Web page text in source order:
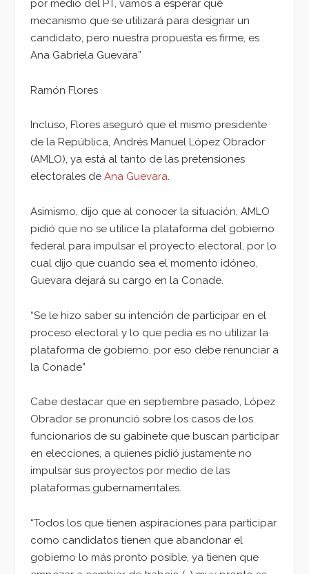
por medio del PT, vamos a esperar qué
mecanismo que se utilizará para designar un
candidato, pero nuestra propuesta es firme, es
Ana Gabriela Guevara”
Ramón Flores
Incluso, Flores aseguró que el mismo presidente
de la República, Andrés Manuel López Obrador
(AMLO), ya está al tanto de las pretensiones
electorales de Ana Guevara.
Asimismo, dijo que al conocer la situación, AMLO
pidió que no se utilice la plataforma del gobierno
federal para impulsar el proyecto electoral, por lo
cual dijo que cuando sea el momento idóneo,
Guevara dejará su cargo en la Conade.
“Se le hizo saber su intención de participar en el
proceso electoral y lo que pedía es no utilizar la
plataforma de gobierno, por eso debe renunciar a
la Conade”
Cabe destacar que en septiembre pasado, López
Obrador se pronunció sobre los casos de los
funcionarios de su gabinete que buscan participar
en elecciones, a quienes pidió justamente no
impulsar sus proyectos por medio de las
plataformas gubernamentales.
“Todos los que tienen aspiraciones para participar
como candidatos tienen que abandonar el
gobierno lo más pronto posible, ya tienen que